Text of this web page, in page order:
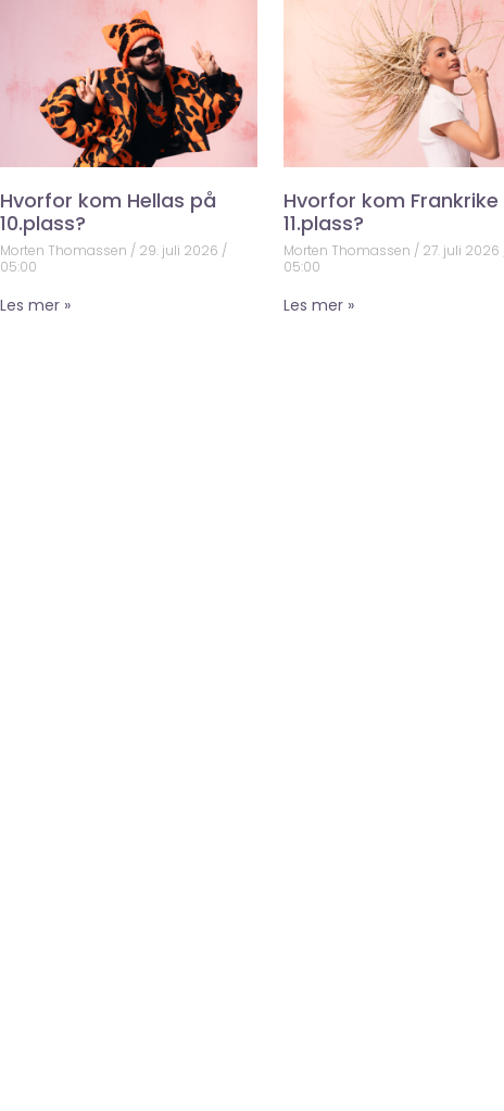
Hvorfor kom Hellas på
10.plass?
Morten Thomassen
29. juli 2026
05:00
Les mer »
Hvorfor kom Frankrike
11.plass?
Morten Thomassen 27. juli 2026
05:00
Les mer »